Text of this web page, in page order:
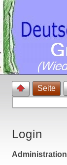
Seite
Login